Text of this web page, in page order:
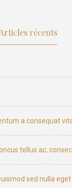
Articles récents
a consequat
tellus ac,
sed nulla